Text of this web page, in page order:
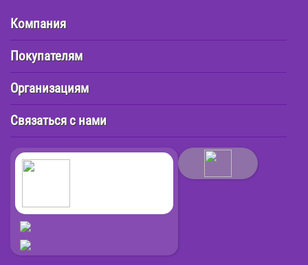
Компания
Покупателям
Организациям
Связаться с нами